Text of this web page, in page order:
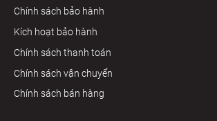
Chính sách bảo hành
Kích hoạt bảo hành
Chính sách thanh toán
Chính sách vận chuyển
Chính sách bán hàng